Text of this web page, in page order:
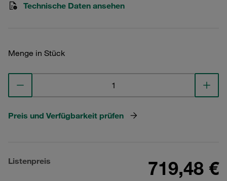
Technische Daten ansehen
Menge in Stück
Preis und Verfügbarkeit prüfen
Listenpreis 719,48 €